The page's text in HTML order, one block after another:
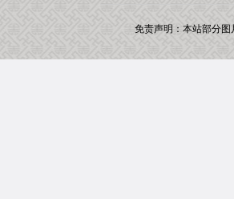
免责声明：本站部分